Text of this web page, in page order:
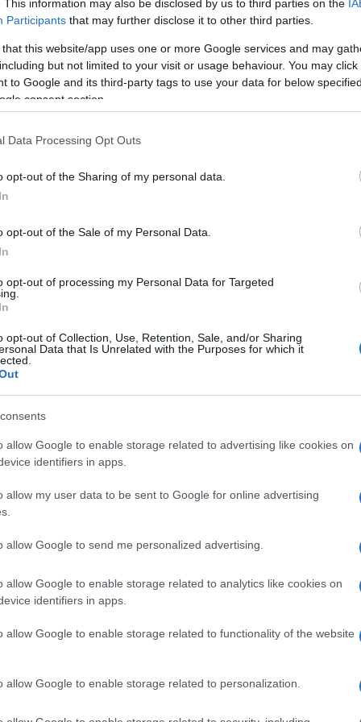
This information may also be disclosed by us to third parties on the
Participants that may further disclose it to other third parties.
that this website/app uses one or more Google services and may
but not limited to your visit or usage behaviour. You may
to Google and its third-party tags to use your data for below
consent section.
Data Processing Opt Outs
opt-out of the Sharing of my personal data.
opt-out of the Sale of my Personal Data.
opt-out of processing my Personal Data for Targeted
opt-out of Collection, Use, Retention, Sale, and/or Sharing
Data that Is Unrelated with the Purposes for which it
allow Google to enable storage related to advertising like cookies on
identifiers in apps.
allow my user data to be sent to Google for online advertising
allow Google to send me personalized advertising.
allow Google to enable storage related to analytics like cookies on
identifiers in apps.
allow Google to enable storage related to functionality of the website
allow Google to enable storage related to personalization.
έχουν εγκριθεί οι 54.578 νοικοκυριά.
αιτήσεις, από το σχετικό συνολικό
εκατ. Ευρώ.
με τα ποιοτικά στοιχεία που αφορούν τις
σε νοικοκυριά χωρίς παιδιά ή το πολύ με 1
ενδεικτικό ότι υπάρχουν μόνο 3.087 εγκεκριμένες
και 1 έγκριση επιδόματος για νοικοκυριό με 8
έχει εισόδημα κάτω από 7.000 ευρώ, ενώ
παρουσιάζει, επίσης, το στοιχείο ότι ο 1
ερωτήσεων- απαντήσεων, ο οποίος στην πορεία
ενοικίου: Γιατί «απειλούν» με αυξήσεις οι